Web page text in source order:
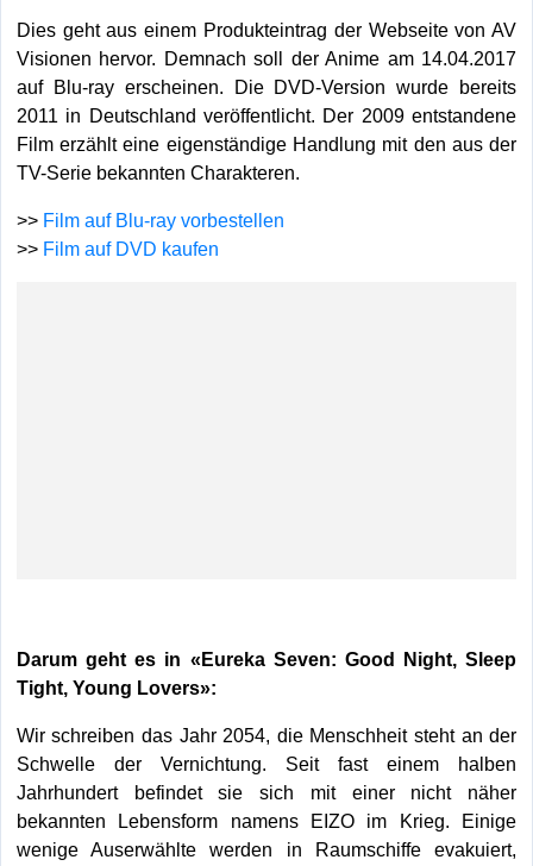
Dies geht aus einem Produkteintrag der Webseite von AV
Visionen hervor. Demnach soll der Anime am 14.04.2017
auf Blu-ray erscheinen. Die DVD-Version wurde bereits
2011 in Deutschland veröffentlicht. Der 2009 entstandene
Film erzählt eine eigenständige Handlung mit den aus der
TV-Serie bekannten Charakteren.
>> Film auf Blu-ray vorbestellen
>> Film auf DVD kaufen
Darum geht es in «Eureka Seven: Good Night, Sleep
Tight, Young Lovers»:
Wir schreiben das Jahr 2054, die Menschheit steht an der
Schwelle der Vernichtung. Seit fast einem halben
Jahrhundert befindet sie sich mit einer nicht näher
bekannten Lebensform namens EIZO im Krieg. Einige
wenige Auserwählte werden in Raumschiffe evakuiert,